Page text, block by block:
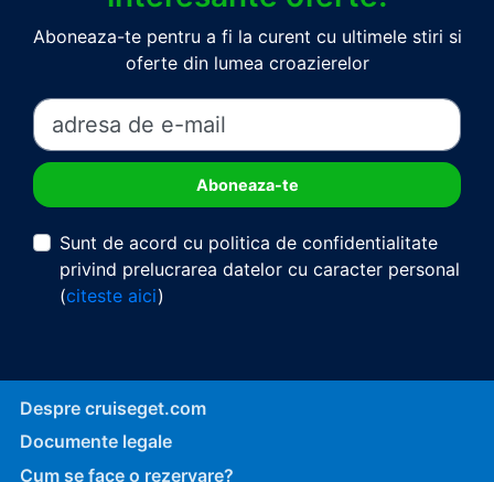
Aboneaza-te pentru a fi la curent cu ultimele stiri si
oferte din lumea croazierelor
Sunt de acord cu politica de confidentialitate
privind prelucrarea datelor cu caracter personal
(citeste aici)
Despre cruiseget.com
Documente legale
Cum se face o rezervare?